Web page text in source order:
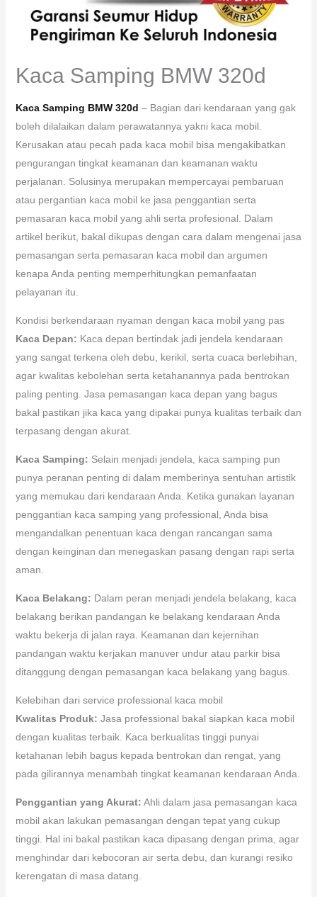
Kaca Samping BMW 320d
Kaca Samping BMW 320d – Bagian dari kendaraan yang gak
boleh dilalaikan dalam perawatannya yakni kaca mobil.
Kerusakan atau pecah pada kaca mobil bisa mengakibatkan
pengurangan tingkat keamanan dan keamanan waktu
perjalanan. Solusinya merupakan mempercayai pembaruan
atau pergantian kaca mobil ke jasa penggantian serta
pemasaran kaca mobil yang ahli serta profesional. Dalam
artikel berikut, bakal dikupas dengan cara dalam mengenai jasa
pemasangan serta pemasaran kaca mobil dan argumen
kenapa Anda penting memperhitungkan pemanfaatan
pelayanan itu.
Kondisi berkendaraan nyaman dengan kaca mobil yang pas
Kaca Depan: Kaca depan bertindak jadi jendela kendaraan
yang sangat terkena oleh debu, kerikil, serta cuaca berlebihan,
agar kwalitas kebolehan serta ketahanannya pada bentrokan
paling penting. Jasa pemasangan kaca depan yang bagus
bakal pastikan jika kaca yang dipakai punya kualitas terbaik dan
terpasang dengan akurat.
Kaca Samping: Selain menjadi jendela, kaca samping pun
punya peranan penting di dalam memberinya sentuhan artistik
yang memukau dari kendaraan Anda. Ketika gunakan layanan
penggantian kaca samping yang professional, Anda bisa
mengandalkan penentuan kaca dengan rancangan sama
dengan keinginan dan menegaskan pasang dengan rapi serta
aman.
Kaca Belakang: Dalam peran menjadi jendela belakang, kaca
belakang berikan pandangan ke belakang kendaraan Anda
waktu bekerja di jalan raya. Keamanan dan kejernihan
pandangan waktu kerjakan manuver undur atau parkir bisa
ditanggung dengan pemasangan kaca belakang yang bagus.
Kelebihan dari service professional kaca mobil
Kwalitas Produk: Jasa professional bakal siapkan kaca mobil
dengan kualitas terbaik. Kaca berkualitas tinggi punyai
ketahanan lebih bagus kepada bentrokan dan rengat, yang
pada gilirannya menambah tingkat keamanan kendaraan Anda.
Penggantian yang Akurat: Ahli dalam jasa pemasangan kaca
mobil akan lakukan pemasangan dengan tepat yang cukup
tinggi. Hal ini bakal pastikan kaca dipasang dengan prima, agar
menghindar dari kebocoran air serta debu, dan kurangi resiko
kerengatan di masa datang.